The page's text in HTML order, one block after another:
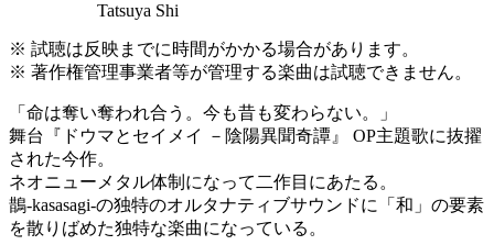
Tatsuya Shi
※ 試聴は反映までに時間がかかる場合があります。
※ 著作権管理事業者等が管理する楽曲は試聴できません。
「命は奪い奪われ合う。今も昔も変わらない。」
舞台『ドウマとセイメイ －陰陽異聞奇譚』 OP主題歌に抜擢
された今作。
ネオニューメタル体制になって二作目にあたる。
鵲-kasasagi-の独特のオルタナティブサウンドに「和」の要素
を散りばめた独特な楽曲になっている。